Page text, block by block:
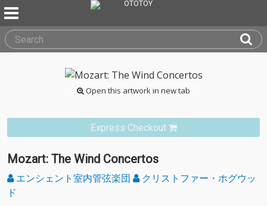
Open this artwork in new tab
Express Checkout
Mozart: The Wind Concertos
エンシェント室内管弦楽団
クリストファー・ホグウッ
ド